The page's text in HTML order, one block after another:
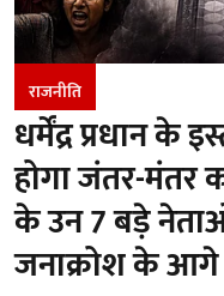
राजनीति
धर्मेंद्र प्रधान के
होगा जंतर-मंतर
के उन 7 बड़े
जनाक्रोश के आगे